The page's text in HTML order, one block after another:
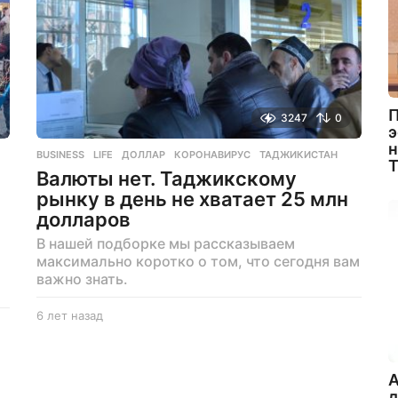
3247 0
BUSINESS ,LIFE ДОЛЛАР ,КОРОНАВИРУС ,ТАДЖИКИСТАН
Валюты нет. Таджикскому
рынку в день не хватает 25 млн
долларов
В нашей подборке мы рассказываем
максимально коротко о том, что сегодня вам
важно знать.
6 лет назад